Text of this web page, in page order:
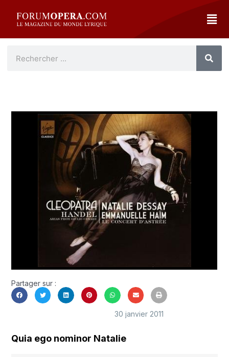
Partager sur :
30 janvier 2011
Quia ego nominor Natalie